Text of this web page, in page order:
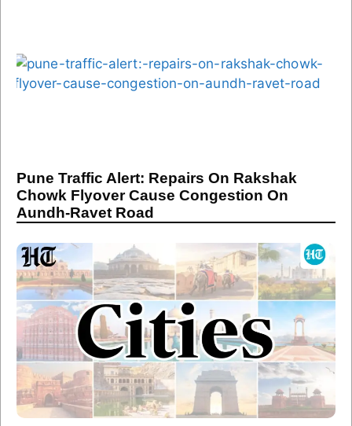
Pune Traffic Alert: Repairs On Rakshak
Chowk Flyover Cause Congestion On
Aundh-Ravet Road